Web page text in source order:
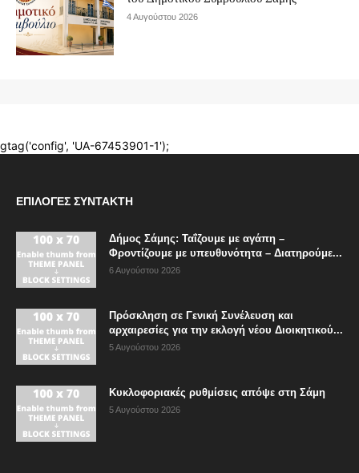
ΕΠΙΛΟΓΈΣ ΣΥΝΤΆΚΤΗ
Δήμος Σάμης: Ταΐζουμε με αγάπη –
Φροντίζουμε με υπευθυνότητα – Διατηρούμε...
6 Αυγούστου 2026
Πρόσκληση σε Γενική Συνέλευση και
αρχαιρεσίες για την εκλογή νέου Διοικητικού...
5 Αυγούστου 2026
Κυκλοφοριακές ρυθμίσεις απόψε στη Σάμη
5 Αυγούστου 2026